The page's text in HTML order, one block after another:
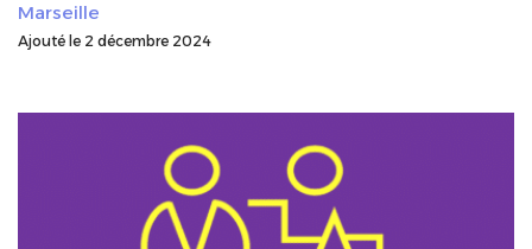
Marseille
Ajouté le 2 décembre 2024